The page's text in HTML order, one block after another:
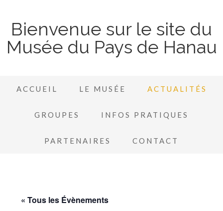
Bienvenue sur le site du
Musée du Pays de Hanau
ACCUEIL LE MUSÉE ACTUALITÉS
GROUPES INFOS PRATIQUES
PARTENAIRES CONTACT
« Tous les Évènements